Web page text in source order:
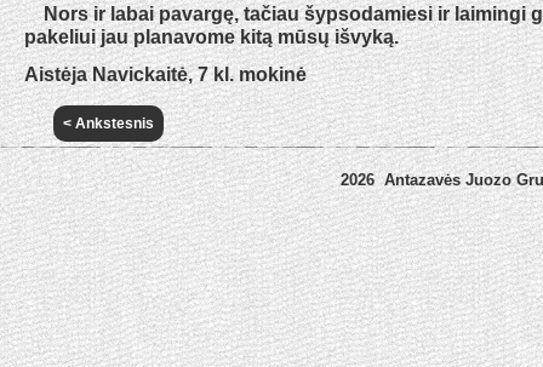
Nors ir labai pavargę, tačiau šypsodamiesi ir laimingi
pakeliui jau planavome kitą mūsų išvyką.
Aistėja Navickaitė, 7 kl. mokinė
< Ankstesnis
2026 Antazavės Juozo